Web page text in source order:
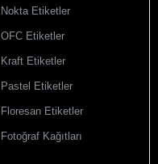
900 TL Üzeri Kargo Ücretsiz
Nokta Etiketler
OFC Etiketler
Kraft Etiketler
Pastel Etiketler
Floresan Etiketler
Fotoğraf Kağıtları